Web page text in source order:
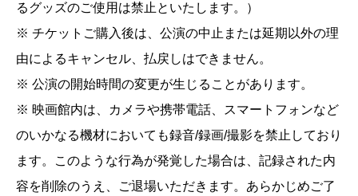
るグッズのご使用は禁止といたします。）
※ チケットご購入後は、公演の中止または延期以外の理
由によるキャンセル、払戻しはできません。
※ 公演の開始時間の変更が生じることがあります。
※ 映画館内は、カメラや携帯電話、スマートフォンなど
のいかなる機材においても録音/録画/撮影を禁止しており
ます。このような行為が発覚した場合は、記録された内
容を削除のうえ、ご退場いただきます。あらかじめご了